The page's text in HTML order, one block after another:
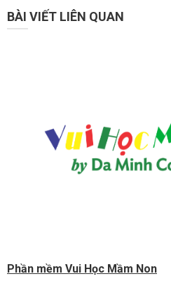
BÀI VIẾT LIÊN QUAN
Phần mềm Vui Học Mầm Non